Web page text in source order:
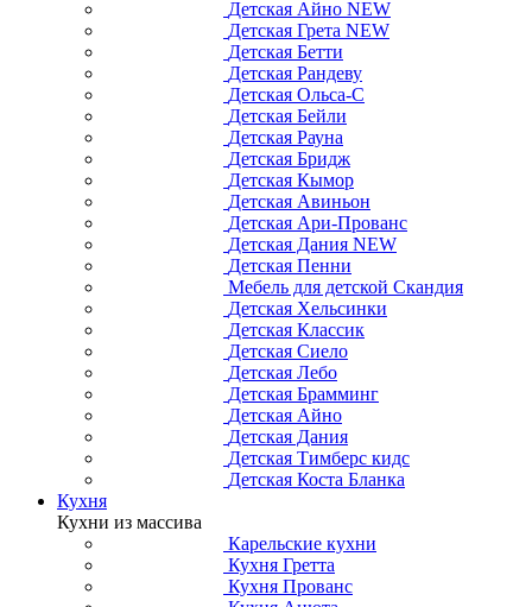
Детская Айно NEW
Детская Грета NEW
Детская Бетти
Детская Рандеву
Детская Ольса-С
Детская Бейли
Детская Рауна
Детская Бридж
Детская Кымор
Детская Авиньон
Детская Ари-Прованс
Детская Дания NEW
Детская Пенни
Мебель для детской Скандия
Детская Хельсинки
Детская Классик
Детская Сиело
Детская Лебо
Детская Брамминг
Детская Айно
Детская Дания
Детская Тимберс кидс
Детская Коста Бланка
Кухня
Кухни из массива
Карельские кухни
Кухня Гретта
Кухня Прованс